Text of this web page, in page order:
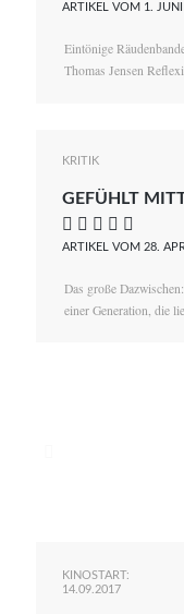
ARTIKEL VOM 1.
Eintönige
Thomas Jensen
KRITIK
GEFÜHLT
    
ARTIKEL VOM 28.
Das große
einer Generation, die
KINOSTART:
14.09.2017